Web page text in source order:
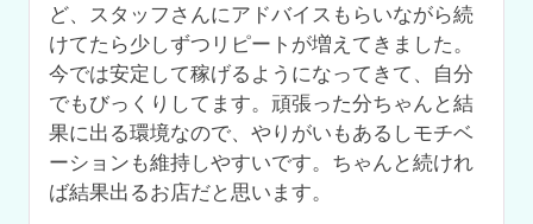
ど、スタッフさんにアドバイスもらいながら続
けてたら少しずつリピートが増えてきました。
今では安定して稼げるようになってきて、自分
でもびっくりしてます。頑張った分ちゃんと結
果に出る環境なので、やりがいもあるしモチベ
ーションも維持しやすいです。ちゃんと続けれ
ば結果出るお店だと思います。